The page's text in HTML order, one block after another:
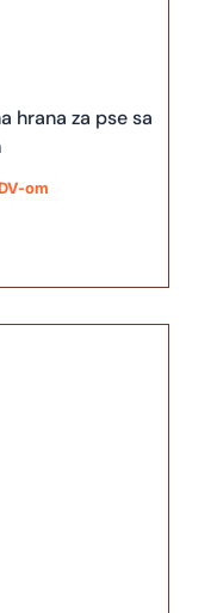
hrana za pse sa
om